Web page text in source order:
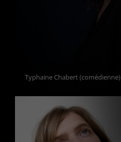
Typhaine Chabert (comédienne)